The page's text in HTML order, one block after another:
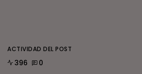
ACTIVIDAD DEL POST
396 0